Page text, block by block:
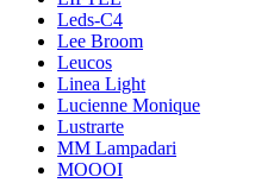
Leds-C4
Lee Broom
Leucos
Linea Light
Lucienne Monique
Lustrarte
MM Lampadari
MOOOI